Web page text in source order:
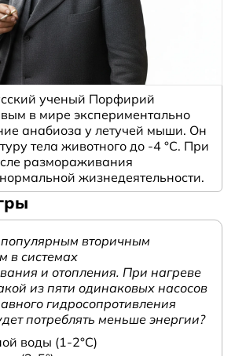
ученый Порфирий
в мире экспериментально
анабиоза у летучей мыши. Он
тела животного до -4 °C. При
размораживания
жизнедеятельности.
популярным вторичным
в системах
и отопления. При нагреве
из пяти одинаковых насосов
гидросопротивления
потреблять меньше энергии?
воды (1-2°С)